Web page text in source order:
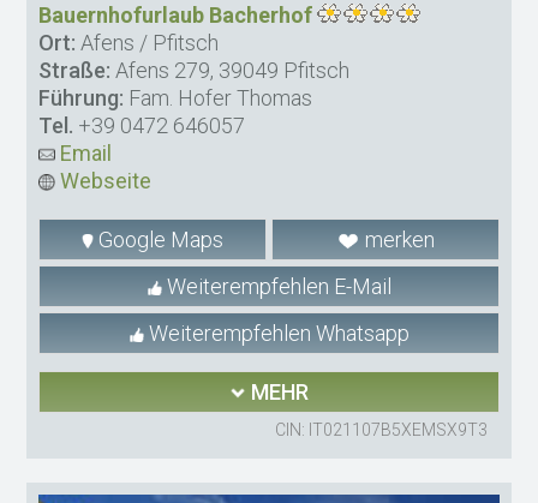
Bauernhofurlaub Bacherhof
Ort: Afens / Pfitsch
Straße: Afens 279, 39049 Pfitsch
Führung: Fam. Hofer Thomas
Tel. +39 0472 646057
Email
Webseite
Google Maps
merken
Weiterempfehlen E-Mail
Weiterempfehlen Whatsapp
MEHR
CIN: IT021107B5XEMSX9T3